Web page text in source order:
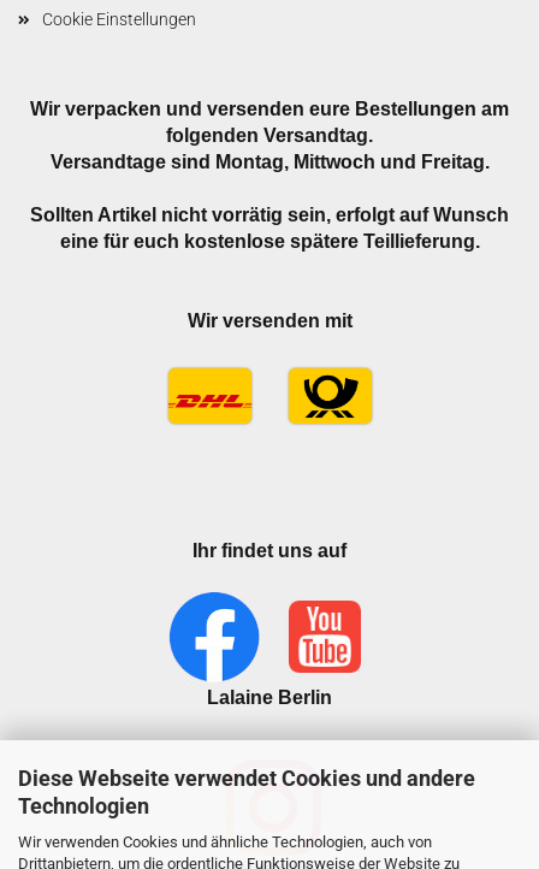
Diese Webseite verwendet Cookies und andere
Technologien
Wir verwenden Cookies und ähnliche Technologien, auch von
Drittanbietern, um die ordentliche Funktionsweise der Website zu
Cookie Einstellungen
Wir verpacken und versenden eure Bestellungen am
folgenden Versandtag.
Versandtage sind Montag, Mittwoch und Freitag.
Sollten Artikel nicht vorrätig sein, erfolgt auf Wunsch
eine für euch kostenlose spätere Teillieferung.
Wir versenden mit
Ihr findet uns auf
Lalaine Berlin